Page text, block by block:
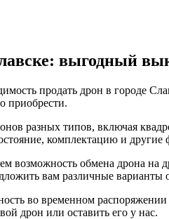
выгодный
продать дрон в городе
приобрести.
разных типов, включая
комплектацию и
возможность обмена дрона на
вам различные варианты
во временном
дрон или оставить его у нас.